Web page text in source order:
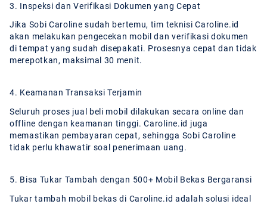
3. Inspeksi dan Verifikasi Dokumen yang Cepat
Jika Sobi Caroline sudah bertemu, tim teknisi Caroline.id
akan melakukan pengecekan mobil dan verifikasi dokumen
di tempat yang sudah disepakati. Prosesnya cepat dan tidak
merepotkan, maksimal 30 menit.
4. Keamanan Transaksi Terjamin
Seluruh proses jual beli mobil dilakukan secara online dan
offline dengan keamanan tinggi. Caroline.id juga
memastikan pembayaran cepat, sehingga Sobi Caroline
tidak perlu khawatir soal penerimaan uang.
5. Bisa Tukar Tambah dengan 500+ Mobil Bekas Bergaransi
Tukar tambah mobil bekas di Caroline.id adalah solusi ideal